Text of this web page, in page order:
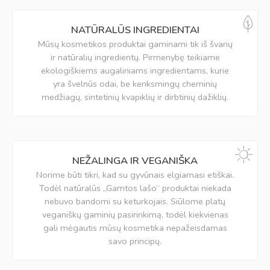
NATŪRALŪS INGREDIENTAI
Mūsų kosmetikos produktai gaminami tik iš švarių
ir natūralių ingredientų. Pirmenybę teikiame
ekologiškiems augaliniams ingredientams, kurie
yra švelnūs odai, be kenksmingų cheminių
medžiagų, sintetinių kvapiklių ir dirbtinių dažiklių.
NEŽALINGA IR VEGANIŠKA
Norime būti tikri, kad su gyvūnais elgiamasi etiškai.
Todėl natūralūs „Gamtos lašo“ produktai niekada
nebuvo bandomi su keturkojais. Siūlome platų
veganiškų gaminių pasirinkimą, todėl kiekvienas
gali mėgautis mūsų kosmetika nepažeisdamas
savo principų.